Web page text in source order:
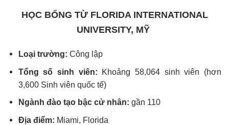
HỌC BỔNG TỪ FLORIDA INTERNATIONAL
UNIVERSITY, MỸ
Loại trường: Công lập
Tổng số sinh viên: Khoảng 58,064 sinh viên (hơn
3,600 Sinh viên quốc tế)
Ngành đào tạo bậc cử nhân: gần 110
Địa điểm: Miami, Florida